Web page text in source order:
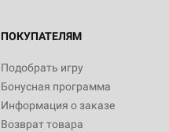
ПОКУПАТЕЛЯМ
Подобрать игру
Бонусная программа
Информация о заказе
Возврат товара